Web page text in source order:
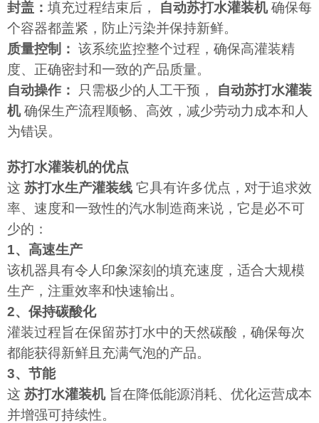
封盖： 填充过程结束后， 自动苏打水灌装机确保每
个容器都盖紧，防止污染并保持新鲜。
质量控制： 该系统监控整个过程，确保高灌装精
度、正确密封和一致的产品质量。
自动操作：
只需极少的人工干预， 自动苏打水灌装
机确保生产流程顺畅、高效，减少劳动力成本和人
为错误。
苏打水灌装机的优点
这 苏打水生产灌装线 它具有许多优点，对于追求效
率、速度和一致性的汽水制造商来说，它是必不可
少的：
1、高速生产
该机器具有令人印象深刻的填充速度，适合大规模
生产，注重效率和快速输出。
2、保持碳酸化
灌装过程旨在保留苏打水中的天然碳酸，确保每次
都能获得新鲜且充满气泡的产品。
3、节能
这 苏打水灌装机旨在降低能源消耗、优化运营成本
并增强可持续性。